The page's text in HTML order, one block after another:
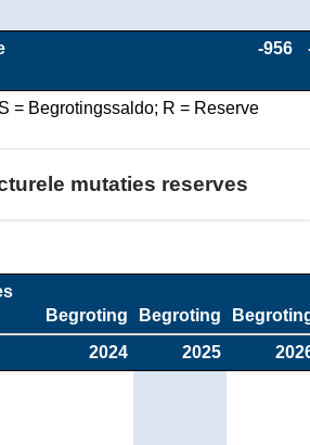
-956
= Begrotingssaldo; R = Reserve
mutaties reserves
Begroting Begroting
2024 2025